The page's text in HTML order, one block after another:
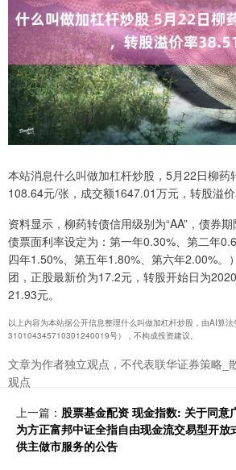
本站消息什么叫做加杠杆炒股，5月22日柳药
108.64元/张，成交额1647.01万元，转股溢价
资料显示，柳药转债信用级别为“AA”，债券
债票面利率设定为：第一年0.30%、第二年
四年1.50%、第五年1.80%、第六年2.00%。
团，正股最新价为17.2元，转股开始日为
21.93元。
以上内容为本站据公开信息整理什么叫做加杠杆炒股，由AI算法
310104345710301240019号），不构成投资建议。
文章为作者独立观点，不代表联华证券策略_
观点
上一篇： 股票基金配资 现金指数: 关于同意
为方正富邦中证全指自由现金流交易型开放
供主做市服务的公告